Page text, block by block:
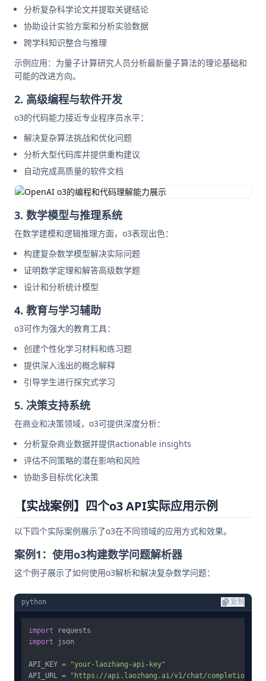
分析复杂科学论文并提取关键结论
协助设计实验方案和分析实验数据
跨学科知识整合与推理
示例应用：为量子计算研究人员分析最新量子算法的理论基础和
可能的改进方向。
2. 高级编程与软件开发
o3的代码能力接近专业程序员水平：
解决复杂算法挑战和优化问题
分析大型代码库并提供重构建议
自动完成高质量的软件文档
3. 数学模型与推理系统
在数学建模和逻辑推理方面，o3表现出色：
构建复杂数学模型解决实际问题
证明数学定理和解答高级数学题
设计和分析统计模型
4. 教育与学习辅助
o3可作为强大的教育工具：
创建个性化学习材料和练习题
提供深入浅出的概念解释
引导学生进行探究式学习
5. 决策支持系统
在商业和决策领域，o3可提供深度分析：
分析复杂商业数据并提供actionable insights
评估不同策略的潜在影响和风险
协助多目标优化决策
【实战案例】四个o3 API实际应用示例
以下四个实际案例展示了o3在不同领域的应用方式和效果。
案例1：使用o3构建数学问题解析器
这个例子展示了如何使用o3解析和解决复杂数学问题：
python 复制
import
import json
API_KEY =
"your-laozhang-api-key"
API_URL =
"https://api.laozhang.ai/v1/chat/completions"